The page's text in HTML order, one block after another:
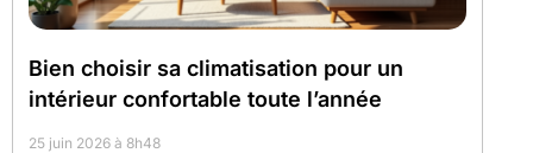
Bien choisir sa climatisation pour un
intérieur confortable toute l’année
25 juin 2026 à 8h48